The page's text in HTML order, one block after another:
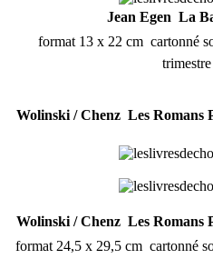
Jean Egen  La
format 13 x 22 cm  cartonné
Wolinski / Chenz  Les
Wolinski / Chenz  Les
format 24,5 x 29,5 cm  cartonné